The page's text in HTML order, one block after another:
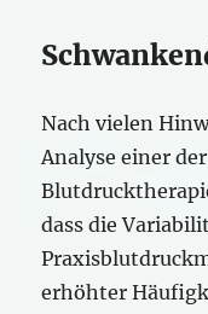
Nach vielen
Analyse einer
dass die
erhöhter